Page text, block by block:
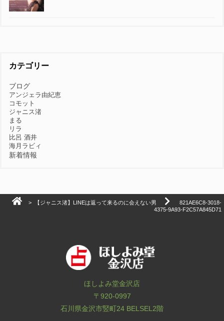
カテゴリー
ブログ
アンジェラ由紀恵
コモット
ジャニス渚
まる
リラ
比呂 酒井
海月ラビィ
新着情報
> 【ジャニス渚】LINEは返って来るのに会えない男
821AE6C8-3018-
4375-9A93-F2C57A845D71
ほしよみ堂金沢店
〒920-0997
石川県金沢市竪町24 BELSEL2階